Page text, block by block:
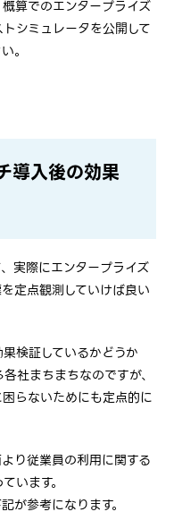
算でのエンタープライズ
シミュレータを公開して
。
導入後の効果
実際にエンタープライズ
定点観測していけば良い
検証しているかどうか
社まちまちなのですが、
らないためにも定点的に
り従業員の利用に関する
います。
が参考になります。